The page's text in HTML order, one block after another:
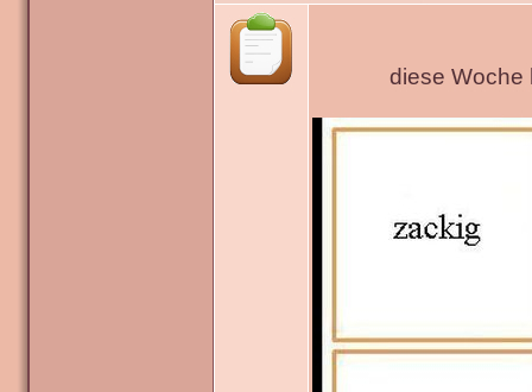
diese Woche